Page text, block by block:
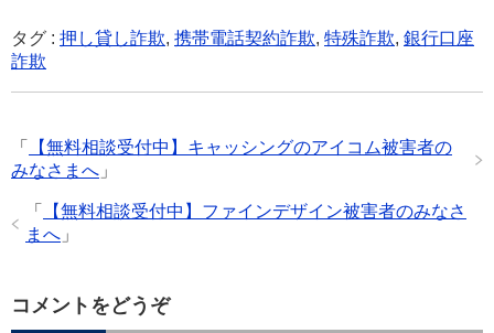
c
b
o
o
k
tt
e
a
ail
e
タグ : 押し貸し詐欺, 携帯電話契約詐欺, 特殊詐欺, 銀行口座
詐欺
「
【無料相談受付中】キャッシングのアイコム被害者の
みなさまへ 」
「
【無料相談受付中】ファインデザイン被害者のみなさ
まへ 」
コメントをどうぞ